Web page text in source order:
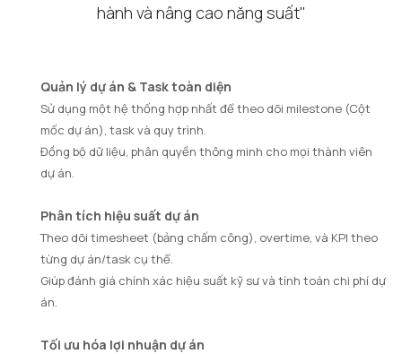
hành và nâng cao năng suất"
Quản lý dự án & Task toàn diện
Sử dụng một hệ thống hợp nhất để theo dõi milestone (Cột
mốc dự án), task và quy trình.
Đồng bộ dữ liệu, phân quyền thông minh cho mọi thành viên
dự án.
Phân tích hiệu suất dự án
Theo dõi timesheet (bảng chấm công), overtime, và KPI theo
từng dự án/task cụ thể.
Giúp đánh giá chính xác hiệu suất kỹ sư và tính toán chi phí dự
án. ​
Tối ưu hóa lợi nhuận dự án